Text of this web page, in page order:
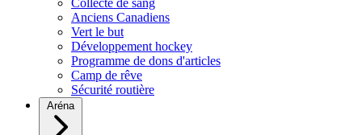
Collecte de sang
Anciens Canadiens
Vert le but
Développement hockey
Programme de dons d'articles
Camp de rêve
Sécurité routière
Aréna